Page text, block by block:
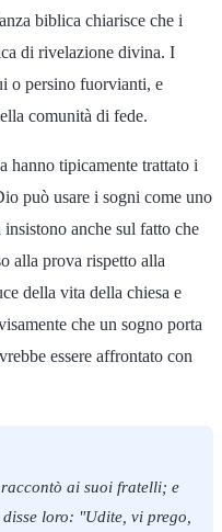
biblica chiarisce che i
di rivelazione divina. I
o persino fuorvianti, e
comunità di fede.
hanno tipicamente trattato i
può usare i sogni come uno
anche sul fatto che
alla prova rispetto alla
della vita della chiesa e
che un sogno porta
essere affrontato con
ai suoi fratelli; e
loro: "Udite, vi prego,